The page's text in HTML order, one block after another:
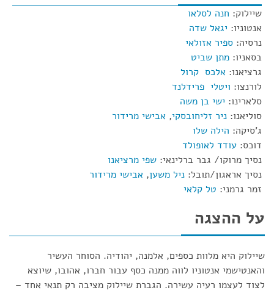
שיילוק: חנה לסלאו
אנטוניו: יגאל שדה
נרסיה: ספיר אזולאי
בסאניו: מתן שביט
גרציאנו: אלכס קרול
לורנצו: ויטלי פרידלנד
סלארינו: ישי בן משה
סוליאנו: ניר זליחובסקי, אבישי מרידור
ג'סיקה: הילה שלו
דוכס: עודד לאופולד
נסיך מרוקו/ גבר ברלינאי: שפי מרציאנו
נסיך אראגון/תובל: ניל משען, אבישי מרידור
זמר גרמני: טל קלאי
על ההצגה
שיילוק היא מלוות כספים, אלמנה, יהודיה. הסוחר העשיר
והאנטישמי אנטוניו לווה ממנה כסף עבור חברו, אהובו, שיוצא
לצוד לעצמו רעיה עשירה. הגברת שיילוק מציבה רק תנאי אחד –